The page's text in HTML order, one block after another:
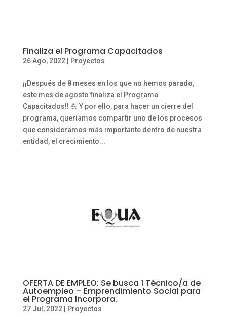
Finaliza el Programa Capacitados
26 Ago, 2022| Proyectos
¡¡Después de 8 meses en los que no hemos parado,
este mes de agosto finaliza el Programa
Capacitados!! 💪 Y por ello, para hacer un cierre del
programa, queríamos compartir uno de los procesos
que consideramos más importante dentro de nuestra
entidad, el crecimiento...
OFERTA DE EMPLEO: Se busca 1 Técnico/a de
Autoempleo – Emprendimiento Social para
el Programa Incorpora.
27 Jul, 2022| Proyectos